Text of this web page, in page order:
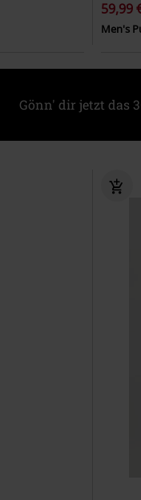
59,99
Men's
Gönn' dir jetzt das